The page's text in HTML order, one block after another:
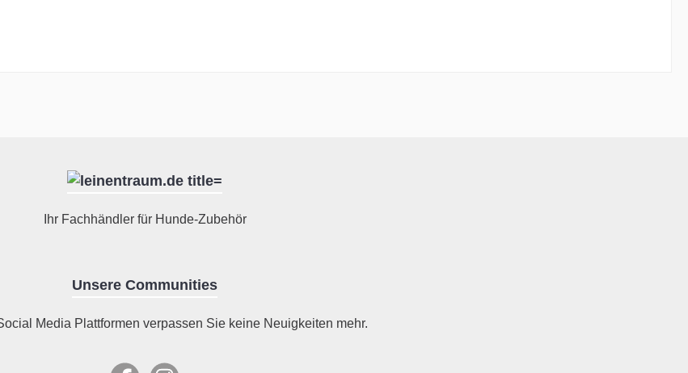
Ihr Fachhändler für Hunde-Zubehör
Unsere Communities
Media Plattformen verpassen Sie keine Neuigkeiten mehr.